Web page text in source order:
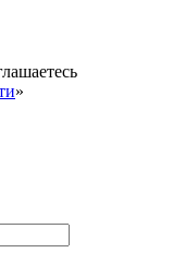
»